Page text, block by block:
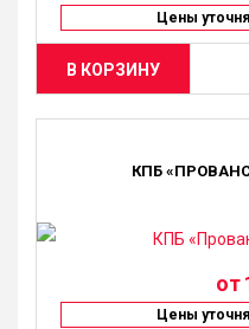
Цены
В КОРЗИНУ
КПБ
от
Цены